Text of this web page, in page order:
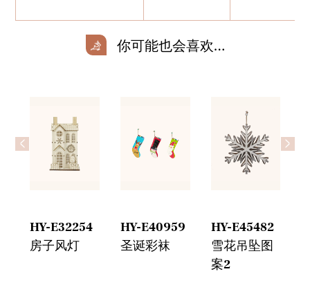
你可能也会喜欢…
HY-E32254
房子风灯
HY-E40959
圣诞彩袜
HY-E45482
雪花吊坠图
案2
< >